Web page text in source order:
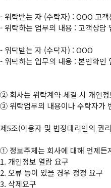
- 위탁받는 자 (수탁자) : OOO 고객
- 위탁하는 업무의 내용 : 고객상담
- 위탁받는 자 (수탁자) : OOO
- 위탁하는 업무의 내용 : 본인확인
②
③ 위탁업무의 내용이나 수탁자가
제5조(이용자 및 법정대리인의 권
① 정보주체는 회사에 대해 언제
1. 개인정보 열람 요구
2. 오류 등이 있을 경우 정정 요구
3. 삭제요구